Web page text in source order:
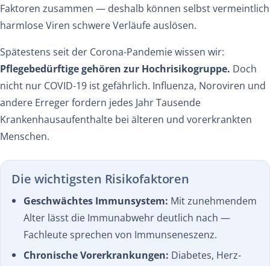
Faktoren zusammen — deshalb können selbst vermeintlich
harmlose Viren schwere Verläufe auslösen.
Spätestens seit der Corona-Pandemie wissen wir:
Pflegebedürftige gehören zur Hochrisikogruppe. Doch
nicht nur COVID-19 ist gefährlich. Influenza, Noroviren und
andere Erreger fordern jedes Jahr Tausende
Krankenhausaufenthalte bei älteren und vorerkrankten
Menschen.
Die wichtigsten Risikofaktoren
Geschwächtes Immunsystem: Mit zunehmendem
Alter lässt die Immunabwehr deutlich nach —
Fachleute sprechen von Immunseneszenz.
Chronische Vorerkrankungen: Diabetes, Herz-